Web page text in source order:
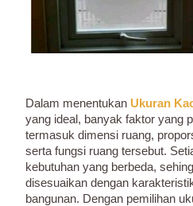
Dalam menentukan Ukuran
yang ideal, banyak faktor yang
termasuk dimensi ruang,
serta fungsi ruang tersebut.
kebutuhan yang berbeda,
disesuaikan dengan
bangunan. Dengan pemilihan